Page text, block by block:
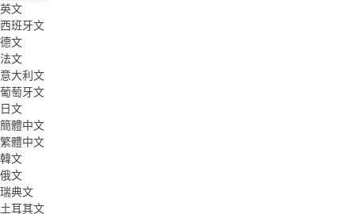
英文
西班牙文
德文
法文
意大利文
葡萄牙文
日文
簡體中文
繁體中文
韓文
俄文
瑞典文
土耳其文